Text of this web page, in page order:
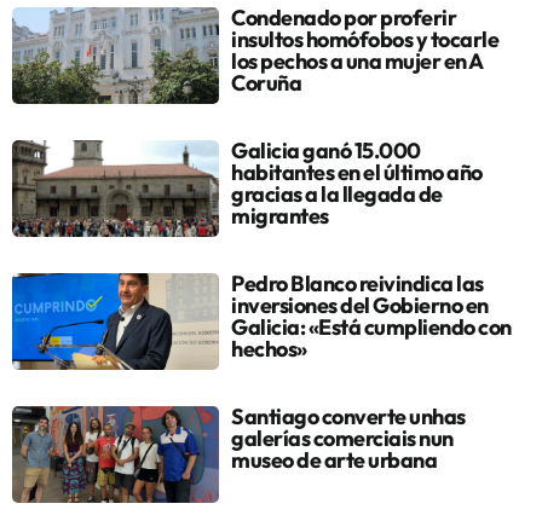
Condenado por proferir
insultos homófobos y tocarle
los pechos a una mujer en A
Coruña
Galicia ganó 15.000
habitantes en el último año
gracias a la llegada de
migrantes
Pedro Blanco reivindica las
inversiones del Gobierno en
Galicia: «Está cumpliendo con
hechos»
Santiago converte unhas
galerías comerciais nun
museo de arte urbana